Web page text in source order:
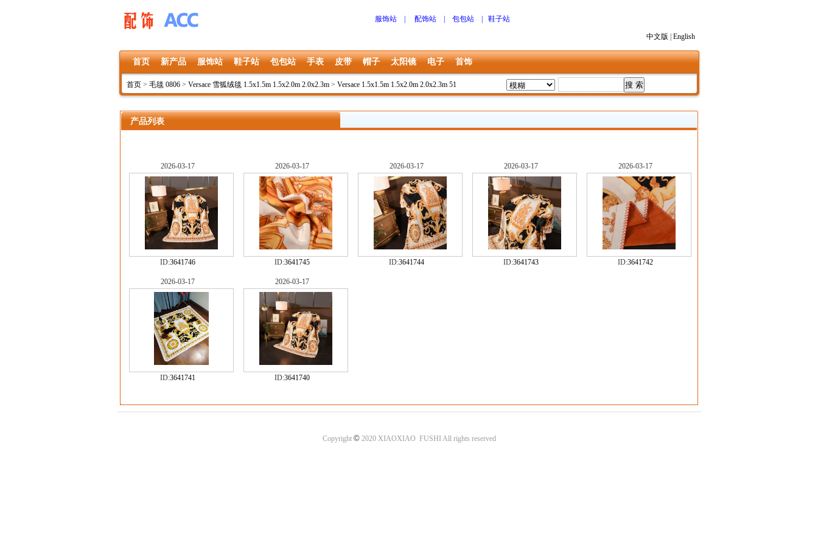
服饰站 配饰站 包包站 鞋子站
中文版 English
首页 新产品 服饰站 鞋子站 包包站 手表 皮带 帽子 太阳镜 电子 首饰
首页 > 毛毯 0806 > Versace 雪狐绒毯 1.5x1.5m 1.5x2.0m 2.0x2.3m > Versace 1.5x1.5m 1.5x2.0m 2.0x2.3m 51
产品列表
2026-03-17
ID:3641746
2026-03-17
ID:3641745
2026-03-17
ID:3641744
2026-03-17
ID:3641743
2026-03-17
ID:3641742
2026-03-17
ID:3641741
2026-03-17
ID:3641740
Copyright ©2020 XIAOXIAO FUSHI All rights reserved